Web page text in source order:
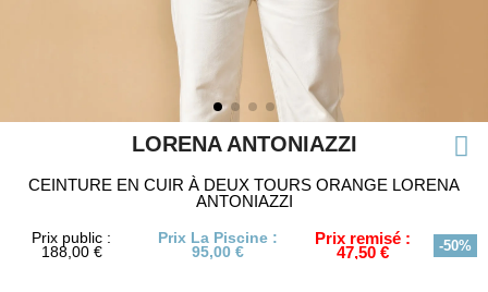
LORENA ANTONIAZZI
CEINTURE EN CUIR À DEUX TOURS ORANGE LORENA
ANTONIAZZI
Prix public :
188,00 €
Prix La Piscine :
95,00 €
Prix remisé :
47,50 € -50%